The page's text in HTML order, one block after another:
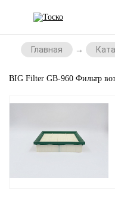
Главная
BIG Filter GB-960 Фильтр